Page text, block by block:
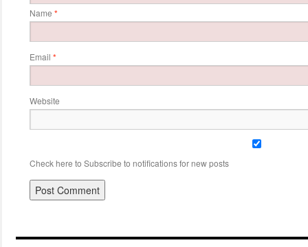
Name *
Email *
Website
Check here to Subscribe to notifications for new posts